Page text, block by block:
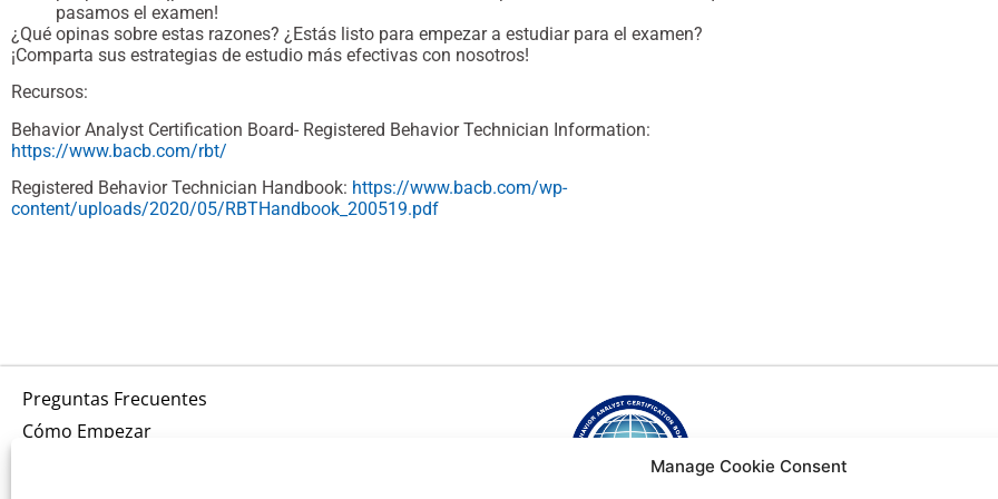
Manage Cookie Consent
pasamos el examen!
¿Qué opinas sobre estas razones? ¿Estás listo para empezar a estudiar para el examen?
¡Comparta sus estrategias de estudio más efectivas con nosotros!
Recursos:
Behavior Analyst Certification Board- Registered Behavior Technician Information:
https://www.bacb.com/rbt/
Registered Behavior Technician Handbook: https://www.bacb.com/wp-
content/uploads/2020/05/RBTHandbook_200519.pdf
Preguntas Frecuentes
Cómo Empezar